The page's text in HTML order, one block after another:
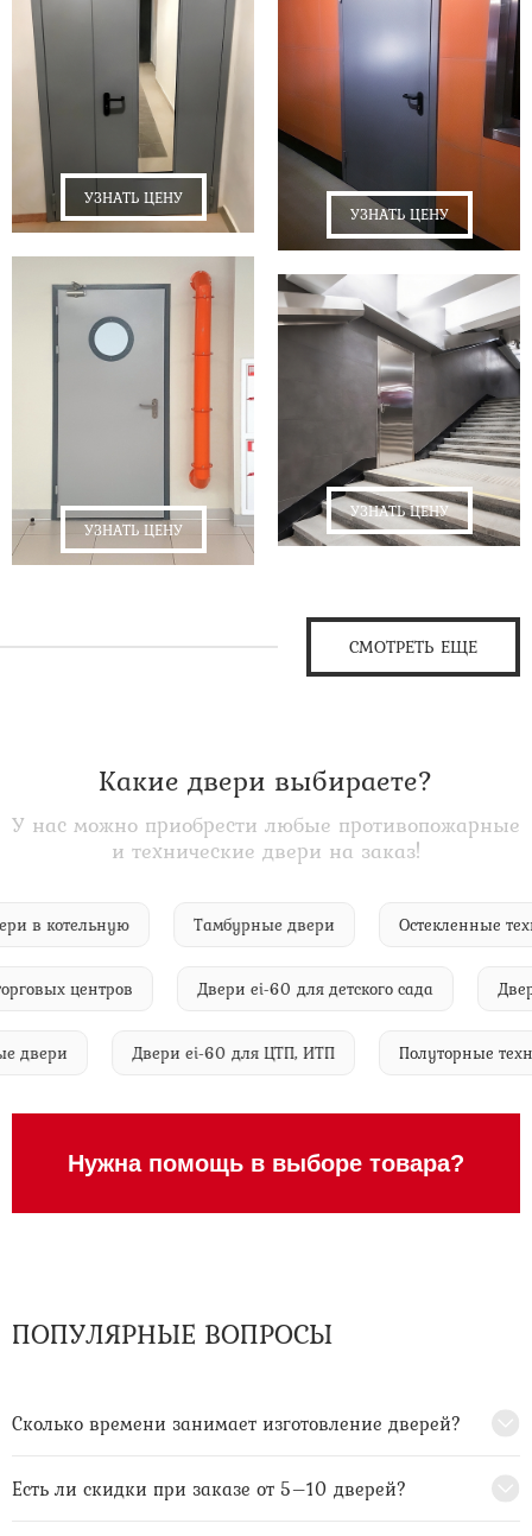
УЗНАТЬ ЦЕНУ
УЗНАТЬ ЦЕНУ
УЗНАТЬ ЦЕНУ
УЗНАТЬ ЦЕНУ
СМОТРЕТЬ ЕЩЕ
Какие двери выбираете?
У нас можно приобрести любые противопожарные
и технические двери на заказ!
двери в котельную Тамбурные двери
центров Двери ei-60 для детского сада Двери
двери Двери ei-60 для ЦТП, ИТП Полуторные
Нужна помощь в выборе товара?
ПОПУЛЯРНЫЕ ВОПРОСЫ
Сколько времени занимает изготовление дверей?
Есть ли скидки при заказе от 5–10 дверей?